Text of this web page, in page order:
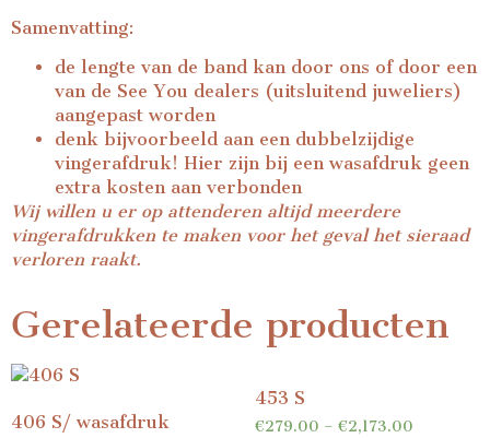
Samenvatting:
de lengte van de band kan door ons of door een
van de See You dealers (uitsluitend juweliers)
aangepast worden
denk bijvoorbeeld aan een dubbelzijdige
vingerafdruk! Hier zijn bij een wasafdruk geen
extra kosten aan verbonden
Wij willen u er op attenderen altijd meerdere
vingerafdrukken te maken voor het geval het sieraad
verloren raakt.
Gerelateerde producten
406 S/ wasafdruk
453 S
€279.00 – €2,173.00